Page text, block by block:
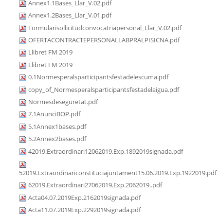
Annex1.1Bases_Llar_V.02.pdf
Annex1.2Bases_Llar_V.01.pdf
Formularisollicitudconvocatriapersonal_Llar_V.02.pdf
OFERTACONTRACTEPERSONALLABPRALPISICNA.pdf
Llibret FM 2019
Llibret FM 2019
0.1Normesperalsparticipantsfestadelescuma.pdf
copy_of_Normesperalsparticipantsfestadelaigua.pdf
Normesdeseguretat.pdf
7.1AnunciBOP.pdf
5.1Annex1bases.pdf
5.2Annex2bases.pdf
42019.Extraordinari12062019.Exp.1892019signada.pdf
52019.Extraordinariconstituciajuntament15.06.2019.Exp.1922019.pdf
62019.Extraordinari27062019.Exp.2062019..pdf
Acta04.07.2019Exp.2162019signada.pdf
Acta11.07.2019Exp.2292019signada.pdf